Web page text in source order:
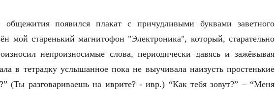
появился плакат с причудливыми буквами заветного
мой старенький магнитофон "Электроника", который, старательно
непроизносимые слова, периодически давясь и зажёвывая
в тетрадку услышанное пока не выучивала наизусть простенькие
(Ты разговариваешь на иврите? - ивр.) “Как тебя зовут?” – “Меня